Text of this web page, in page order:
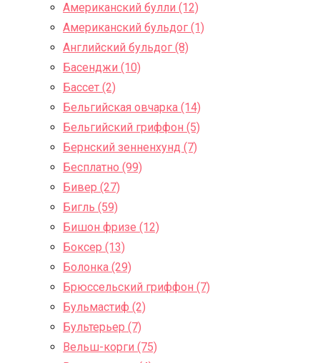
Американский булли (12)
Американский бульдог (1)
Английский бульдог (8)
Басенджи (10)
Бассет (2)
Бельгийская овчарка (14)
Бельгийский гриффон (5)
Бернский зенненхунд (7)
Бесплатно (99)
Бивер (27)
Бигль (59)
Бишон фризе (12)
Боксер (13)
Болонка (29)
Брюссельский гриффон (7)
Бульмастиф (2)
Бультерьер (7)
Вельш-корги (75)